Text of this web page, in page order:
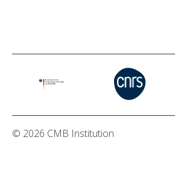
© 2026 CMB Institution